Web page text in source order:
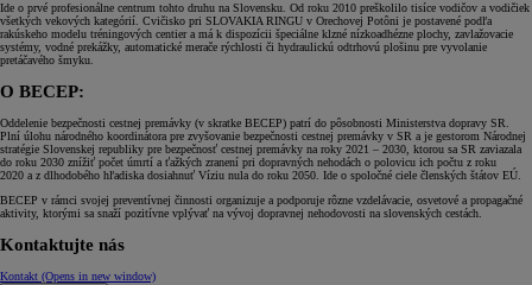
Ide o prvé profesionálne centrum tohto druhu na Slovensku. Od roku 2010 preškolilo tisíce vodičov a vodičiek
všetkých vekových kategórií. Cvičisko pri SLOVAKIA RINGU v Orechovej Potôni je postavené podľa
rakúskeho modelu tréningových centier a má k dispozícii špeciálne klzné nízkoadhézne plochy, zavlažovacie
systémy, vodné prekážky, automatické merače rýchlosti či hydraulickú odtrhovú plošinu pre vyvolanie
pretáčavého šmyku.
O BECEP:
Oddelenie bezpečnosti cestnej premávky (v skratke BECEP) patrí do pôsobnosti Ministerstva dopravy SR.
Plní úlohu národného koordinátora pre zvyšovanie bezpečnosti cestnej premávky v SR a je gestorom Národnej
stratégie Slovenskej republiky pre bezpečnosť cestnej premávky na roky 2021 – 2030, ktorou sa SR zaviazala
do roku 2030 znížiť počet úmrtí a ťažkých zranení pri dopravných nehodách o polovicu ich počtu z roku
2020 a z dlhodobého hľadiska dosiahnuť Víziu nula do roku 2050. Ide o spoločné ciele členských štátov EÚ.
BECEP v rámci svojej preventívnej činnosti organizuje a podporuje rôzne vzdelávacie, osvetové a propagačné
aktivity, ktorými sa snaží pozitívne vplývať na vývoj dopravnej nehodovosti na slovenských cestách.
Kontaktujte nás
Kontakt (Opens in new window)